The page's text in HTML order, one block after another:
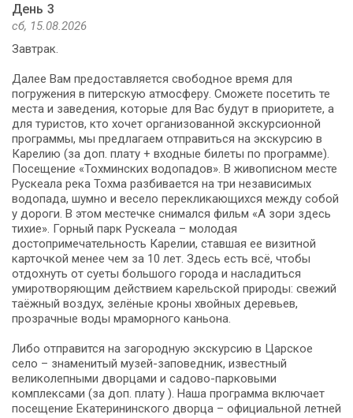
День 3
сб, 15.08.2026
Завтрак.
Далее Вам предоставляется свободное время для
погружения в питерскую атмосферу. Сможете посетить те
места и заведения, которые для Вас будут в приоритете, а
для туристов, кто хочет организованной экскурсионной
программы, мы предлагаем отправиться на экскурсию в
Карелию (за доп. плату + входные билеты по программе).
Посещение «Тохминских водопадов». В живописном месте
Рускеала река Тохма разбивается на три независимых
водопада, шумно и весело перекликающихся между собой
у дороги. В этом местечке снимался фильм «А зори здесь
тихие». Горный парк Рускеала – молодая
достопримечательность Карелии, ставшая ее визитной
карточкой менее чем за 10 лет. Здесь есть всё, чтобы
отдохнуть от суеты большого города и насладиться
умиротворяющим действием карельской природы: свежий
таёжный воздух, зелёные кроны хвойных деревьев,
прозрачные воды мраморного каньона.
Либо отправится на загородную экскурсию в Царское
село – знаменитый музей-заповедник, известный
великолепными дворцами и садово-парковыми
комплексами (за доп. плату ). Наша программа включает
посещение Екатерининского дворца – официальной летней